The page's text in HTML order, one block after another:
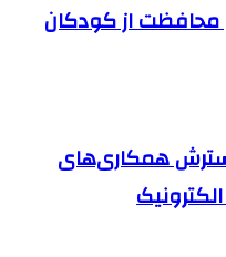
محافظت از کودکان
همکاری‌های